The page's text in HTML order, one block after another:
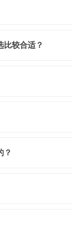
比较合适？
？